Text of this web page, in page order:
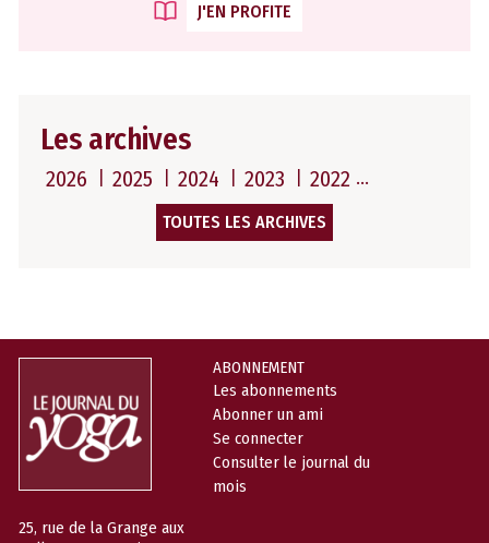
J'EN PROFITE
Les archives
2026 2025 2024 2023 2022
TOUTES LES ARCHIVES
25, rue de la Grange aux
ABONNEMENT
Les abonnements
Abonner un ami
Se connecter
Consulter le journal du
mois